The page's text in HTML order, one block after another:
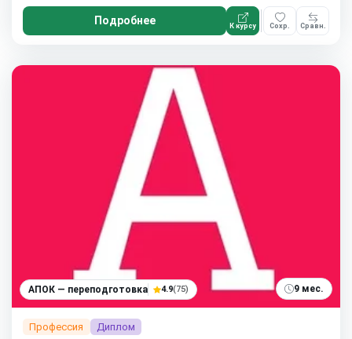
Подробнее К курсу Сохр. Сравн.
АПОК — переподготовка 4.9(75) 9 мес.
Профессия Диплом